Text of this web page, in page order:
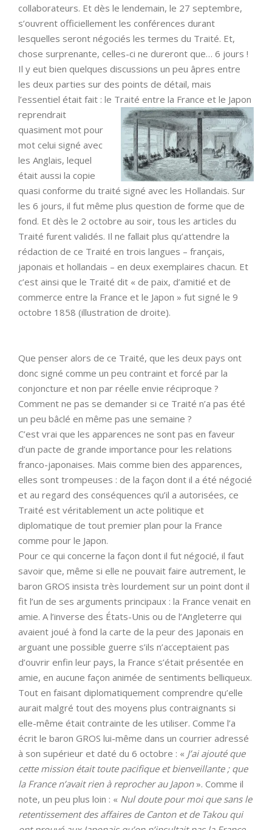
collaborateurs. Et dès le lendemain, le 27 septembre,
s’ouvrent officiellement les conférences durant
lesquelles seront négociés les termes du Traité. Et,
chose surprenante, celles-ci ne dureront que… 6 jours !
Il y eut bien quelques discussions un peu âpres entre
les deux parties sur des points de détail, mais
l’essentiel était fait : le Traité entre la France et le Japon
reprendrait
quasiment mot pour
mot celui signé avec
les Anglais, lequel
était aussi la copie
quasi conforme du traité signé avec les Hollandais. Sur
les 6 jours, il fut même plus question de forme que de
fond. Et dès le 2 octobre au soir, tous les articles du
Traité furent validés. Il ne fallait plus qu’attendre la
rédaction de ce Traité en trois langues – français,
japonais et hollandais – en deux exemplaires chacun. Et
c’est ainsi que le Traité dit « de paix, d’amitié et de
commerce entre la France et le Japon » fut signé le 9
octobre 1858 (illustration de droite).
Que penser alors de ce Traité, que les deux pays ont
donc signé comme un peu contraint et forcé par la
conjoncture et non par réelle envie réciproque ?
Comment ne pas se demander si ce Traité n’a pas été
un peu bâclé en même pas une semaine ?
C’est vrai que les apparences ne sont pas en faveur
d’un pacte de grande importance pour les relations
franco-japonaises. Mais comme bien des apparences,
elles sont trompeuses : de la façon dont il a été négocié
et au regard des conséquences qu’il a autorisées, ce
Traité est véritablement un acte politique et
diplomatique de tout premier plan pour la France
comme pour le Japon.
Pour ce qui concerne la façon dont il fut négocié, il faut
savoir que, même si elle ne pouvait faire autrement, le
baron GROS insista très lourdement sur un point dont il
fit l’un de ses arguments principaux : la France venait en
amie. A l’inverse des États-Unis ou de l’Angleterre qui
avaient joué à fond la carte de la peur des Japonais en
arguant une possible guerre s’ils n’acceptaient pas
d’ouvrir enfin leur pays, la France s’était présentée en
amie, en aucune façon animée de sentiments belliqueux.
Tout en faisant diplomatiquement comprendre qu’elle
aurait malgré tout des moyens plus contraignants si
elle-même était contrainte de les utiliser. Comme l’a
écrit le baron GROS lui-même dans un courrier adressé
à son supérieur et daté du 6 octobre : « J’ai ajouté que
cette mission était toute pacifique et bienveillante ; que
la France n’avait rien à reprocher au Japon ». Comme il
note, un peu plus loin : « Nul doute pour moi que sans le
retentissement des affaires de Canton et de Takou qui